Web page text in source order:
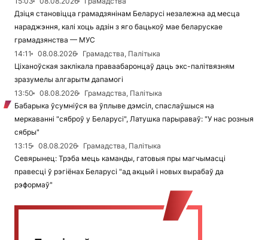
Дзіця становіцца грамадзянінам Беларусі незалежна ад месца
нараджэння, калі хоць адзін з яго бацькоў мае беларускае
грамадзянства — МУС
14:11
08.08.2026
Грамадства, Палітыка
Ціханоўская заклікала праваабаронцаў даць экс-палітвязням
зразумелы алгарытм дапамогі
13:50
08.08.2026
Грамадства, Палітыка
Бабарыка ўсумніўся ва ўплыве дэмсіл, спаслаўшыся на
меркаванні "сяброў у Беларусі", Латушка парыраваў: "У нас розныя
сябры"
13:15
08.08.2026
Грамадства, Палітыка
Севярынец: Трэба мець каманды, гатовыя пры магчымасці
правесці ў рэгіёнах Беларусі "ад акцый і новых вырабаў да
рэформаў"